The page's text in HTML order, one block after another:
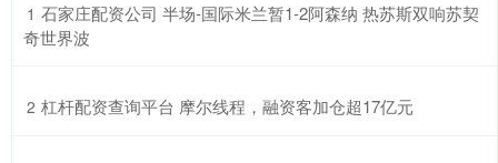
1 ​石家庄配资公司 半场-国际米兰暂1-2阿森纳 热苏斯双响苏契
奇世界波
2 ​杠杆配资查询平台 摩尔线程，融资客加仓超17亿元